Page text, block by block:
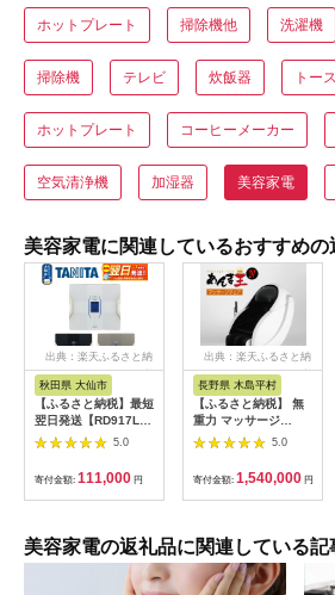
ホットプレート 掃除機他 洗濯機
掃除機 テレビ 炊飯器 トー
ホットプレート コーヒーメーカー
空気清浄機 加湿器 美容家電
美容家電に関連しているおすすめの
出典：楽天ふるさと納
税
秋田県 大仙市
【ふるさと納税】最短
翌日発送【RD917L】
タニタ 体組成計 イン
ナースキャンデュアル
【メタリックブラック
／グレイッシュゴール
ド／パールホワイト】
5.0
寄付金額: 111,000 円
出典：楽天ふるさと納
税
長野県 木島平村
【ふるさと納税】 無
重力 マッサージ
R1500-01 あんま王4
| 日用品 家電 マッサ
ージチェア あんま王
無重力 長野県 木島平
村 信州
5.0
寄付金額: 1,540,000 円
美容家電の返礼品に関連している記